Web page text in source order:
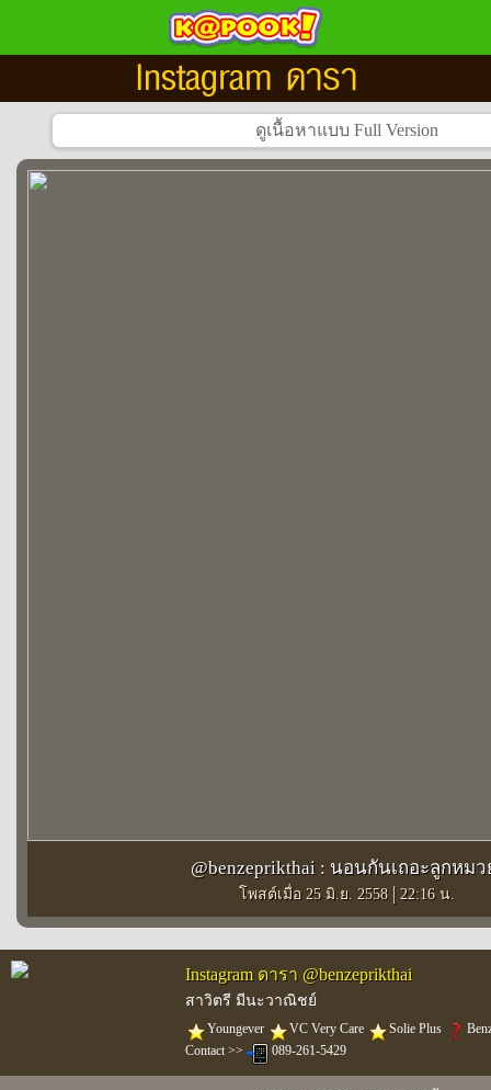
Instagram ดารา
@benzeprikthai : นอนกันเถอะลูกหมว
โพสต์เมื่อ 25 มิ.ย. 2558 | 22:16 น.
Instagram ดารา @benzeprikthai
สาวิตรี มีนะวาณิชย์
️Youngever ️VC Very Care ️Solie Plus
Contact >>
089-261-5429